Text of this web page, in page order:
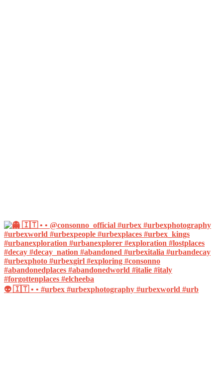
👽 🇮🇹 • • #urbex #urbexphotography #urbexworld #urb